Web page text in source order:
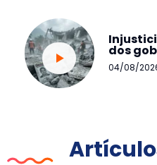
dos
04/08/